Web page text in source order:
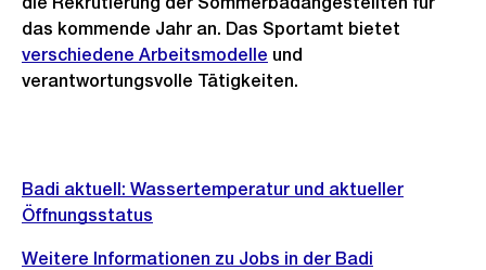
das kommende Jahr an. Das Sportamt bietet
verschiedene Arbeitsmodelle und
verantwortungsvolle Tätigkeiten.
Informationen
Badi aktuell: Wassertemperatur und aktueller
Öffnungsstatus
Weitere Informationen zu Jobs in der Badi